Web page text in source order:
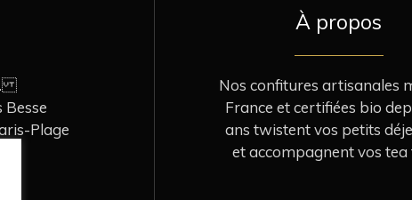
Besse
Plage
À propos
Nos confitures artisanales
France et certifiées bio
ans twistent vos petits
et accompagnent vos tea